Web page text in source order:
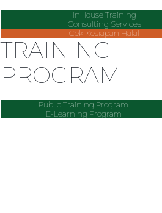
InHouse Training
Consulting Services
Cek Kesiapan Halal
TRAINING
PROGRAM
Public Training Program
E-Learning Program